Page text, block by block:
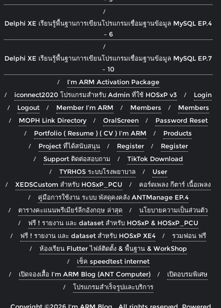
Delphi XE เรียนรู้พื้นฐานการเขียนโปรแกรมเชื่อมฐานข้อมูล MySQL EP.4
– 6
Delphi XE เรียนรู้พื้นฐานการเขียนโปรแกรมเชื่อมฐานข้อมูล MySQL EP.7
– 10
I’m ARM Activation Package
iconnect2020 โปรแกรมสำหรับ Admin ที่ใช้ HOSxP v3
Login
Logout
Member I’m ARM Members
Members
MOPH Link Directory
OralScreen
Password Reset
Portfolio ( Resume ) ( CV ) I’m ARM
Products
Project ที่ได้สนับสนุน
Register
Register
Support ติดต่อสอบถาม
TikTok Download
TYRHOS ระบบโรงพยาบาล
User
XEDSCustom สำหรับ HOSxP_PCU
คอร์ดเพลง กีตาร์ เนื้อเพลง
คู่มือการใช้งาน ระบบ พัสดุคงคลัง ANTManage EP.4
ตารางคะแนนพรีเมียร์ลีกอังกฤษ ล่าสุด
นโยบายความเป็นส่วนตัว
ฟรี ! รายงาน และ dataset สำหรับ HOSxP & HOSxP_PCU
ฟรี ! รายงาน และ dataset สำหรับ HOSxP XE4
รวมฟอน ฟรี
ห้องเรียน Flutter ไฟล์ติดตั้ง & พื้นฐาน & WorkShop
เช็ค speedtest internet
เปิดจองเสื้อ I’m ARM Blog (ANT Computer)
เปิดอบรมพิเศษ
โปรแกรมสำเร็จรูปและบริการ